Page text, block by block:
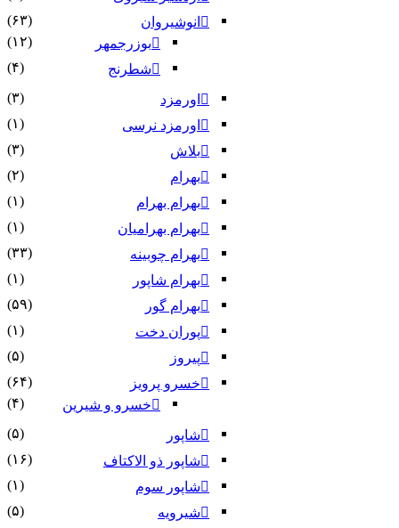
انوشیروان
(۶۳)
بوزرجمهر
(۱۲)
شطرنج
(۴)
اورمزد
(۳)
اورمزد نرسى‏
(۱)
بلاش
(۳)
بهرام
(۲)
بهرام بهرام
(۱)
بهرام بهرامیان‏
(۱)
بهرام چوبینه
(۳۳)
بهرام شاپور
(۱)
بهرام گور
(۵۹)
پوران دخت
(۱)
پیروز
(۵)
خسرو پرویز
(۶۴)
خسرو و شیرین
(۴)
شاپور
(۵)
شاپور ذو الاکتاف
(۱۶)
شاپور سوم‏
(۱)
شیرویه
(۵)